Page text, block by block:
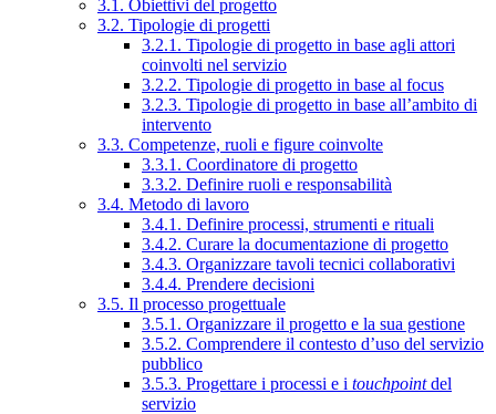
3.1. Obiettivi del progetto
3.2. Tipologie di progetti
3.2.1. Tipologie di progetto in base agli attori
coinvolti nel servizio
3.2.2. Tipologie di progetto in base al focus
3.2.3. Tipologie di progetto in base all’ambito di
intervento
3.3. Competenze, ruoli e figure coinvolte
3.3.1. Coordinatore di progetto
3.3.2. Definire ruoli e responsabilità
3.4. Metodo di lavoro
3.4.1. Definire processi, strumenti e rituali
3.4.2. Curare la documentazione di progetto
3.4.3. Organizzare tavoli tecnici collaborativi
3.4.4. Prendere decisioni
3.5. Il processo progettuale
3.5.1. Organizzare il progetto e la sua gestione
3.5.2. Comprendere il contesto d’uso del servizio
pubblico
3.5.3. Progettare i processi e i touchpointdel
servizio